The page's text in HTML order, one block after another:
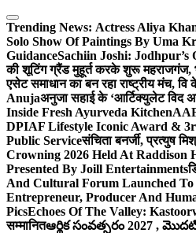
Skip
to
content
Trending News: Actress Aliya
Solo Show Of Paintings By Uma
GuidanceSachiin Joshi:
की शूटिंग ग्रैंड मुहूर्त करके शुरू महराजगंज,
एसेट समाधान का बन रहा राष्ट्रीय मंच,
Anujaअनुजा सहाई के ‘आर्टिक्युलेट विद
Inside Fresh Ayurveda Kitchen
DPIAF Lifestyle Iconic Award &
Public Serviceसंचिता बनर्जी, प्रत्युष
Crowning 2026 Held At Raddison
Presented By Joill Entertainments
And Cultural Forum Launched
Entrepreneur, Producer And
PicsEchoes Of The Valley:
सम्मानितఆర్థిక సంవత్సరం 2027 ,